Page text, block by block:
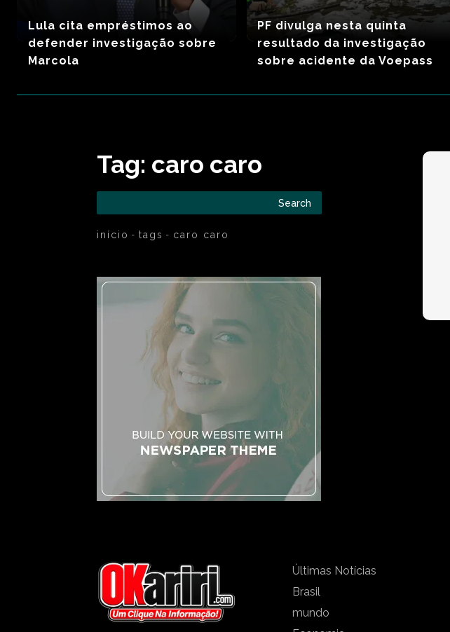
Lula cita empréstimos ao
defender investigação sobre
Marcola
PF divulga nesta quinta
resultado da investigação
sobre acidente da Voepass
Tag: caro caro
Search
início tags caro caro
Últimas Notícias
Brasil
mundo